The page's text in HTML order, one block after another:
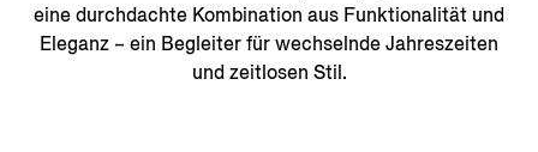
eine durchdachte Kombination aus Funktionalität und
Eleganz – ein Begleiter für wechselnde Jahreszeiten
und zeitlosen Stil.